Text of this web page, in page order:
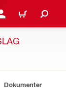
IND ELLER
INDKØBSKURV
Dokumenter